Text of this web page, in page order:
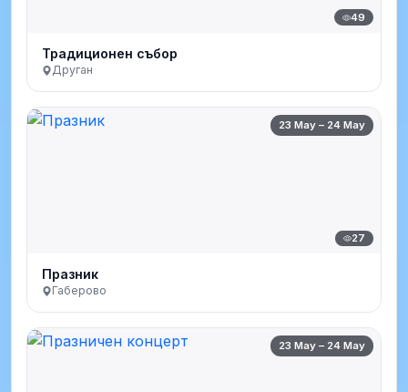
49
Традиционен събор
Друган
23 May – 24 May
27
Празник
Габерово
23 May – 24 May